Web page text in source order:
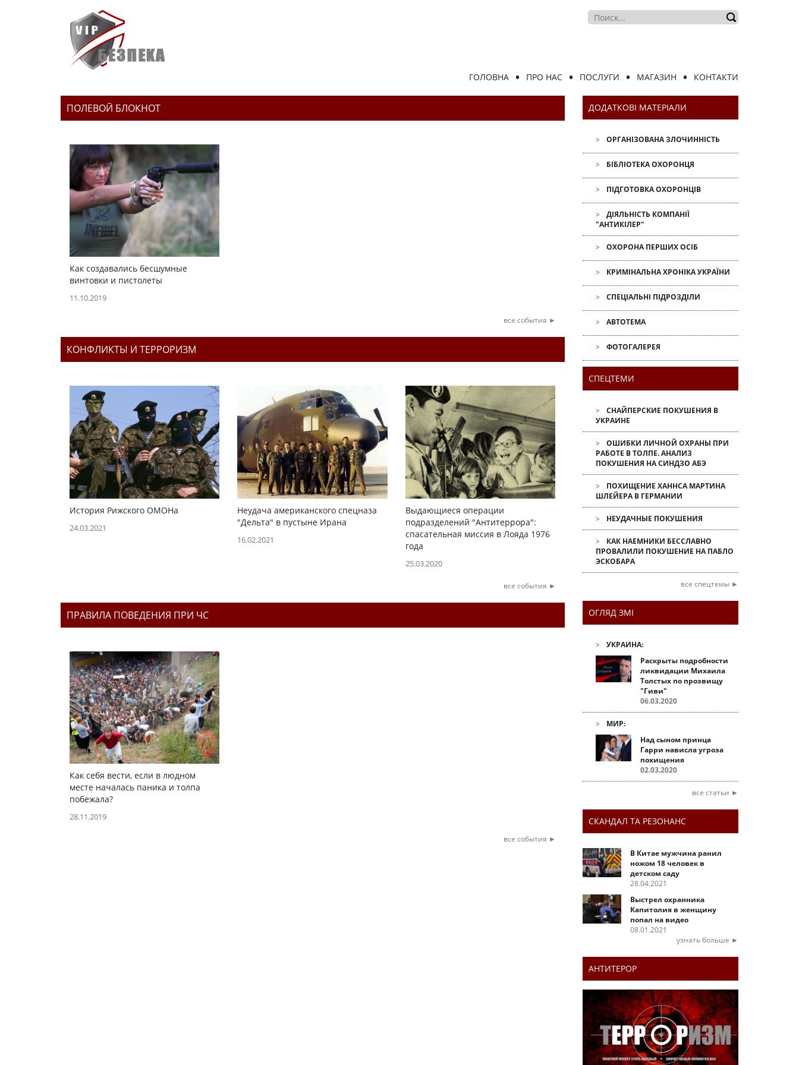
ГОЛОВНА ПРО НАС ПОСЛУГИ МАГАЗИН КОНТАКТИ
ПОЛЕВОЙ БЛОКНОТ
Как создавались бесшумные
винтовки и пистолеты
11.10.2019
все события ►
КОНФЛИКТЫ И ТЕРРОРИЗМ
История Рижского ОМОНа
24.03.2021
Неудача американского спецназа
"Дельта" в пустыне Ирана
16.02.2021
Выдающиеся операции
подразделений "Антитеррора":
спасательная миссия в Лояда 1976
года
25.03.2020
все события ►
ПРАВИЛА ПОВЕДЕНИЯ ПРИ ЧС
Как себя вести, если в людном
месте началась паника и толпа
побежала?
28.11.2019
все события ►
ДОДАТКОВІ МАТЕРІАЛИ
ОРГАНІЗОВАНА ЗЛОЧИННІСТЬ
БІБЛІОТЕКА ОХОРОНЦЯ
ПІДГОТОВКА ОХОРОНЦІВ
ДІЯЛЬНІСТЬ КОМПАНІЇ
"АНТИКІЛЕР"
ОХОРОНА ПЕРШИХ ОСІБ
КРИМІНАЛЬНА ХРОНІКА УКРАЇНИ
СПЕЦІАЛЬНІ ПІДРОЗДІЛИ
АВТОТЕМА
ФОТОГАЛЕРЕЯ
СПЕЦТЕМИ
СНАЙПЕРСКИЕ ПОКУШЕНИЯ В
УКРАИНЕ
ОШИБКИ ЛИЧНОЙ ОХРАНЫ ПРИ
РАБОТЕ В ТОЛПЕ. АНАЛИЗ
ПОКУШЕНИЯ НА СИНДЗО АБЭ
ПОХИЩЕНИЕ ХАННСА МАРТИНА
ШЛЕЙЕРА В ГЕРМАНИИ
НЕУДАЧНЫЕ ПОКУШЕНИЯ
КАК НАЕМНИКИ БЕССЛАВНО
ПРОВАЛИЛИ ПОКУШЕНИЕ НА ПАБЛО
ЭСКОБАРА
все спецтемы ►
ОГЛЯД ЗМІ
УКРАИНА:
Раскрыты подробности
ликвидации Михаила
Толстых по прозвищу
"Гиви"
06.03.2020
МИР:
Над сыном принца
Гарри нависла угроза
похищения
02.03.2020
все статьи ►
СКАНДАЛ ТА РЕЗОНАНС
В Китае мужчина ранил
ножом 18 человек в
детском саду
28.04.2021
Выстрел охранника
Капитолия в женщину
попал на видео
08.01.2021
узнать больше ►
АНТИТЕРОР